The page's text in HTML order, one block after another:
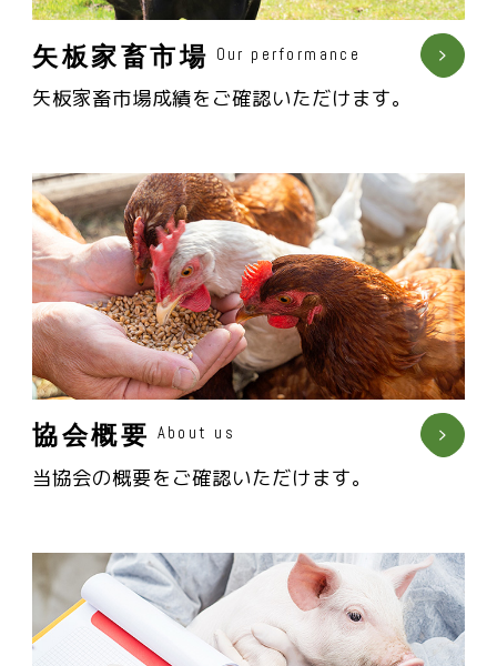
矢板家畜市場 Our performance
矢板家畜市場成績をご確認いただけます。
協会概要 About us
当協会の概要をご確認いただけます。